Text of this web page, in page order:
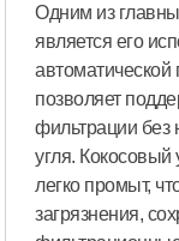
Одним из
является его
автоматической
позволяет
фильтрации без
угля. Кокосовый
легко промыт,
загрязнения,